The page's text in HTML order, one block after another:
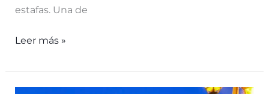
estafas. Una de
Las
comunes
Leer más »